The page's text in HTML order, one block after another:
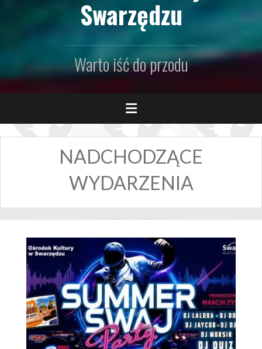
Swarzędzu
Warto iść do przodu
NADCHODZĄCE
WYDARZENIA